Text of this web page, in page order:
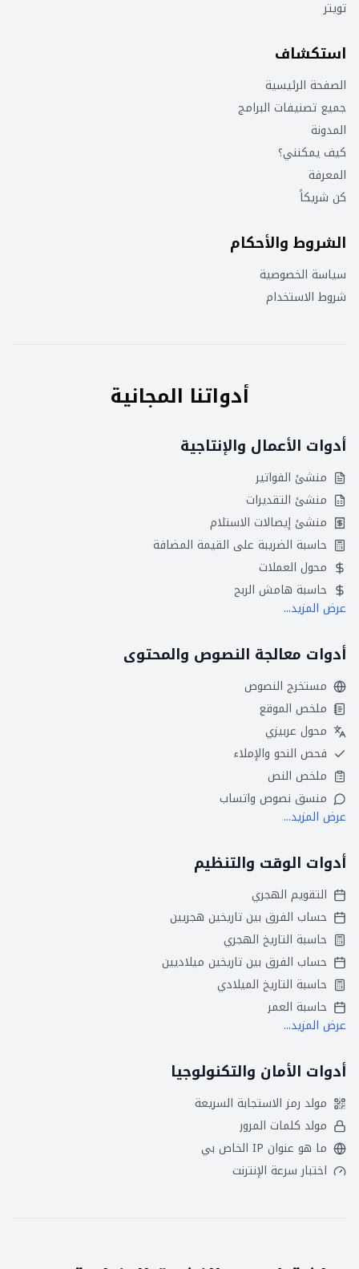
تويتر
استكشاف
الصفحة الرئيسية
جميع تصنيفات البرامج
المدونة
كيف يمكنني؟
المعرفة
كن شريكاً
الشروط والأحكام
سياسة الخصوصية
شروط الاستخدام
أدواتنا المجانية
أدوات الأعمال والإنتاجية
منشئ الفواتير
منشئ التقديرات
منشئ إيصالات الاستلام
حاسبة الضريبة على القيمة المضافة
محول العملات
حاسبة هامش الربح
عرض المزيد...
أدوات معالجة النصوص والمحتوى
مستخرج النصوص
ملخص الموقع
محول عربيزي
فحص النحو والإملاء
ملخص النص
منسق نصوص واتساب
عرض المزيد...
أدوات الوقت والتنظيم
التقويم الهجري
حساب الفرق بين تاريخين هجريين
حاسبة التاريخ الهجري
حساب الفرق بين تاريخين ميلاديين
حاسبة التاريخ الميلادي
حاسبة العمر
عرض المزيد...
أدوات الأمان والتكنولوجيا
مولد رمز الاستجابة السريعة
مولد كلمات المرور
ما هو عنوان IP الخاص بي
اختبار سرعة الإنترنت